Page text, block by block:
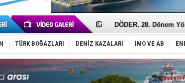
Türk Armatöre
DÖDER, 28. Dönem
Fairline, Türkiye’de
Baltık Denizi'nde tarih
Runit kubbesi
Dünyanın en tehlikeli
Türk Loydu’na
Hüseyin Mengi:
TÜRK BOĞAZLARI DENİZ KAZALARI IMO VE AB